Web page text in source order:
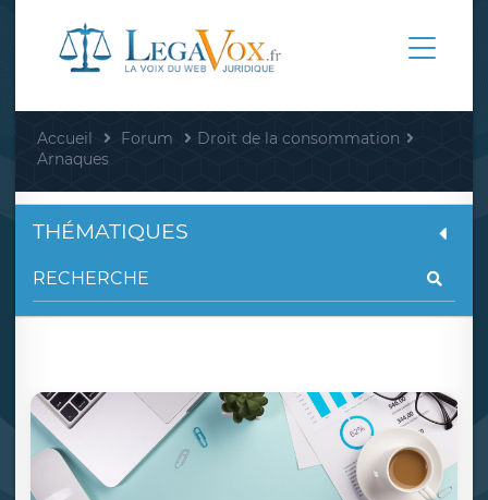
Accueil Forum
Droit de la consommation
Arnaques
THÉMATIQUES